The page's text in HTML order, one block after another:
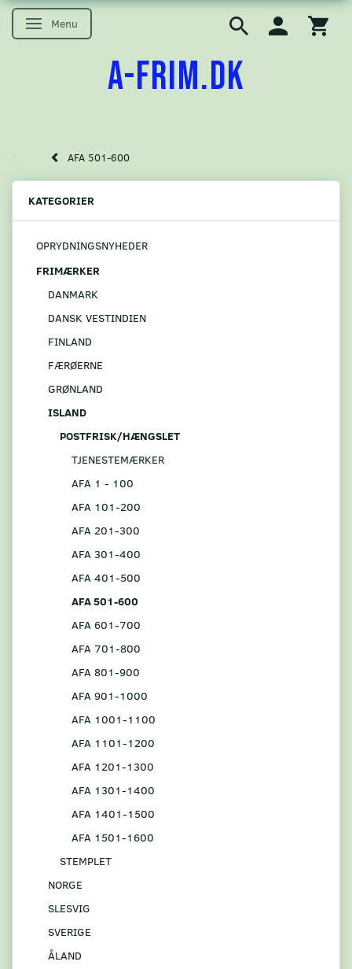
Skifte navigation
Menu
A-FRIM.DK
AFA 501-600
KATEGORIER
OPRYDNINGSNYHEDER
FRIMÆRKER
DANMARK
DANSK VESTINDIEN
FINLAND
FÆRØERNE
GRØNLAND
ISLAND
POSTFRISK/HÆNGSLET
TJENESTEMÆRKER
AFA 1 - 100
AFA 101-200
AFA 201-300
AFA 301-400
AFA 401-500
AFA 501-600
AFA 601-700
AFA 701-800
AFA 801-900
AFA 901-1000
AFA 1001-1100
AFA 1101-1200
AFA 1201-1300
AFA 1301-1400
AFA 1401-1500
AFA 1501-1600
STEMPLET
NORGE
SLESVIG
SVERIGE
ÅLAND